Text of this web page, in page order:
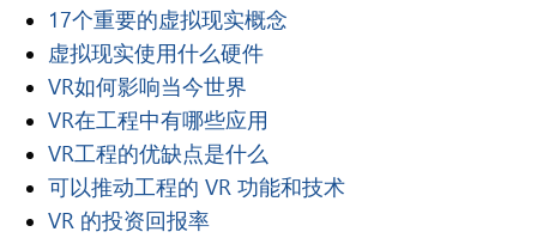
17个重要的虚拟现实概念
虚拟现实使用什么硬件
VR如何影响当今世界
VR在工程中有哪些应用
VR工程的优缺点是什么
可以推动工程的 VR 功能和技术
VR 的投资回报率